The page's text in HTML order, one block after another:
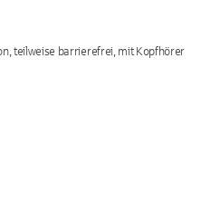
teilweise barrierefrei, mit Kopfhörer